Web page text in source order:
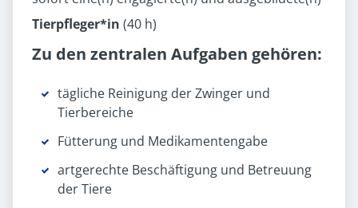
Tierpfleger*in (40 h)
Zu den zentralen Aufgaben gehören:
tägliche Reinigung der Zwinger und
Tierbereiche
Fütterung und Medikamentengabe
artgerechte Beschäftigung und Betreuung
der Tiere